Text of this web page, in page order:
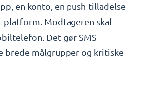
en konto, en push-tilladelse
platform. Modtageren skal
Det gør SMS
brede målgrupper og kritiske